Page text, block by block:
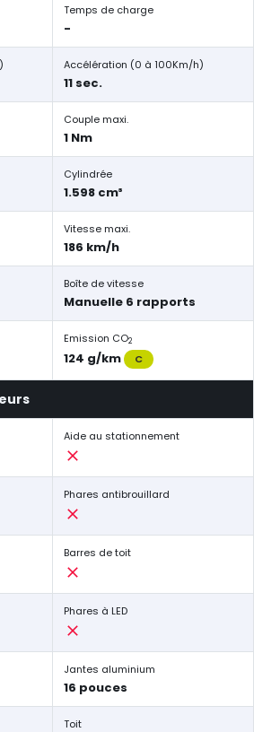
Temps de charge
-
Accélération (0 à 100Km/h)
11 sec.
Couple maxi.
1 Nm
Cylindrée
1.598 cm³
Vitesse maxi.
186 km/h
Boîte de vitesse
Manuelle 6 rapports
Emission CO2
124 g/km C
Aide au stationnement
Phares antibrouillard
Barres de toit
Phares à LED
Jantes aluminium
16 pouces
Toit